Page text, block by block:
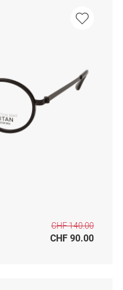
CHF 140.00
CHF 90.00